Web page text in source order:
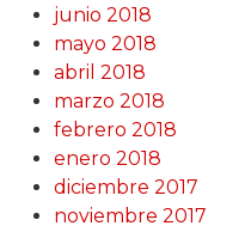
junio 2018
mayo 2018
abril 2018
marzo 2018
febrero 2018
enero 2018
diciembre 2017
noviembre 2017